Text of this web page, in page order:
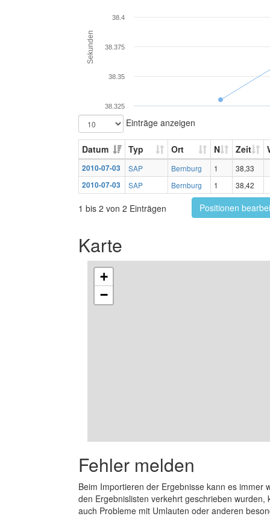
Sekunden
38.325
38.35
38.375
38.4
Einträge anzeigen
Datum Typ Ort N Zeit
2010-07-03 SAP Bernburg 1
38,33
2010-07-03
SAP Bernburg 1 38,42
1 bis 2 von 2 Einträgen Positionen
Karte
+
−
Fehler melden
Beim Importieren der Ergebnisse kann es
den Ergebnislisten verkehrt geschrieben
auch Probleme mit Umlauten oder anderen